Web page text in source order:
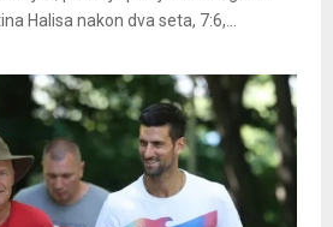
Halisa nakon dva seta, 7:6,...